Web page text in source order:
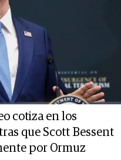
cotiza en los
que Scott Bessent
por Ormuz